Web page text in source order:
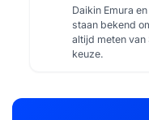
Daikin Emura
staan bekend
altijd meten
keuze.